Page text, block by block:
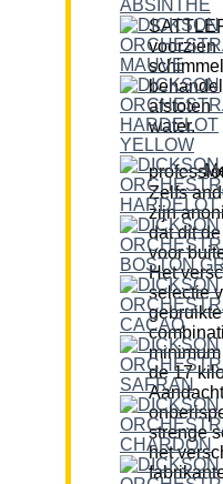
water.
Mening van de
Zelfs
zijn
dat dit
voor
Het
selectie
de 17
strenge
het